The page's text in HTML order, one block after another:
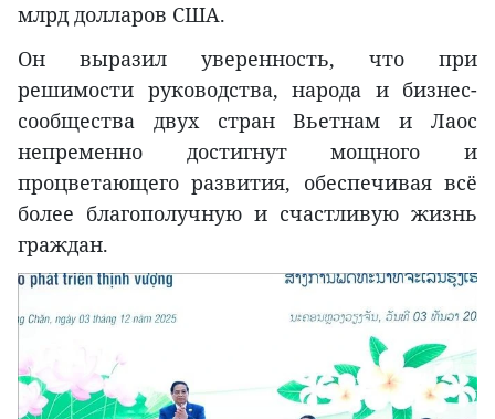
млрд долларов США.
Он выразил уверенность, что при
решимости руководства, народа и бизнес-
сообщества двух стран Вьетнам и Лаос
непременно достигнут мощного и
процветающего развития, обеспечивая всё
более благополучную и счастливую жизнь
граждан.